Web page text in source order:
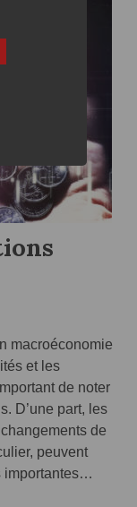
macroéconomie
et les
de noter
D’une part, les
de
peuvent
importantes…